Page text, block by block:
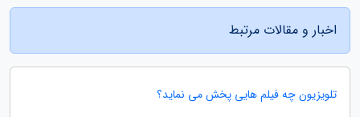
اخبار و مقالات مرتبط
تلویزیون چه فیلم هایی پخش می نماید؟